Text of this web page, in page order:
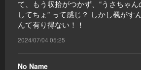
て、もう収拾がつかず、“うさちゃ
してちょ” って感じ？ しかし楓がす
んて有り得ない！！
2024/07/04 05:25
No Name